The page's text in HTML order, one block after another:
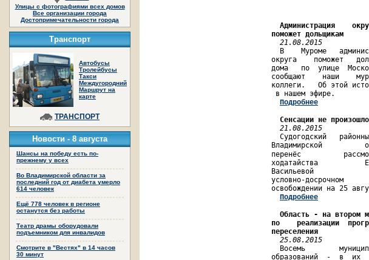
Улицы с фотографиями всех домов
Все организации города
Достопримечательности города
Транспорт
Автобусы
Тролейбусы
Такси
Междугородний
Маршрут на
карте
ТРАНСПОРТ
Новости -8 августа
Шансы на победу есть по-
прежнему у всех
Во Владимирской области за
последний год от диабета умерло
614 человек
Ещё 778 человек в регионе
останутся без работы
Театр драмы оборудовали
подъемником для инвалидов
Смотрите в "Вестях" в 14 часов
30 минут
Администрация
поможет дольщикам
21.08.2015
В    Муроме
округа    поможет
дома   по  улице
сообщают    наши
коллеги.   Об этой
в нашем эфире.
Подробнее
Сенсации не произошло
21.08.2015
Судогодский
Владимирской
перенёс
ходатайства
Васильевой
условно-
освобождении на 25
Подробнее
Область - на втором
по    реализации
переселения
25.08.2015
Восемь
образований  -  в  их